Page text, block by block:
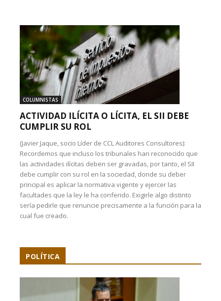
COLUMNISTAS
ACTIVIDAD ILÍCITA O LÍCITA, EL SII DEBE
CUMPLIR SU ROL
(Javier Jaque, socio Líder de CCL Auditores Consultores):
Recordemos que incluso los tribunales han reconocido que
las actividades ilícitas deben ser gravadas, por tanto, el SII
debe cumplir con su rol en la sociedad, donde su deber
principal es aplicar la normativa vigente y ejercer las
facultades que la ley le ha conferido. Exigirle algo distinto
sería pedirle que renuncie precisamente a la función para la
cual fue creado.
POLÍTICA